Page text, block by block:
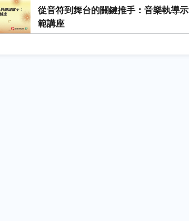
從音符到舞台的關鍵推手：音樂執導示
範講座